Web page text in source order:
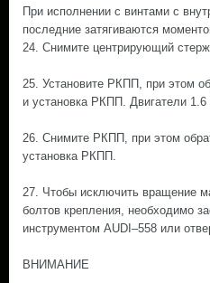
При исполнении с винтами с
последние затягиваются
24. Снимите центрирующий
25. Установите РКПП, при этом
и установка РКПП. Двигатели
26. Снимите РКПП, при этом
установка РКПП.
27. Чтобы исключить вращение
болтов крепления, необходимо
инструментом AUDI–558 или
ВНИМАНИЕ